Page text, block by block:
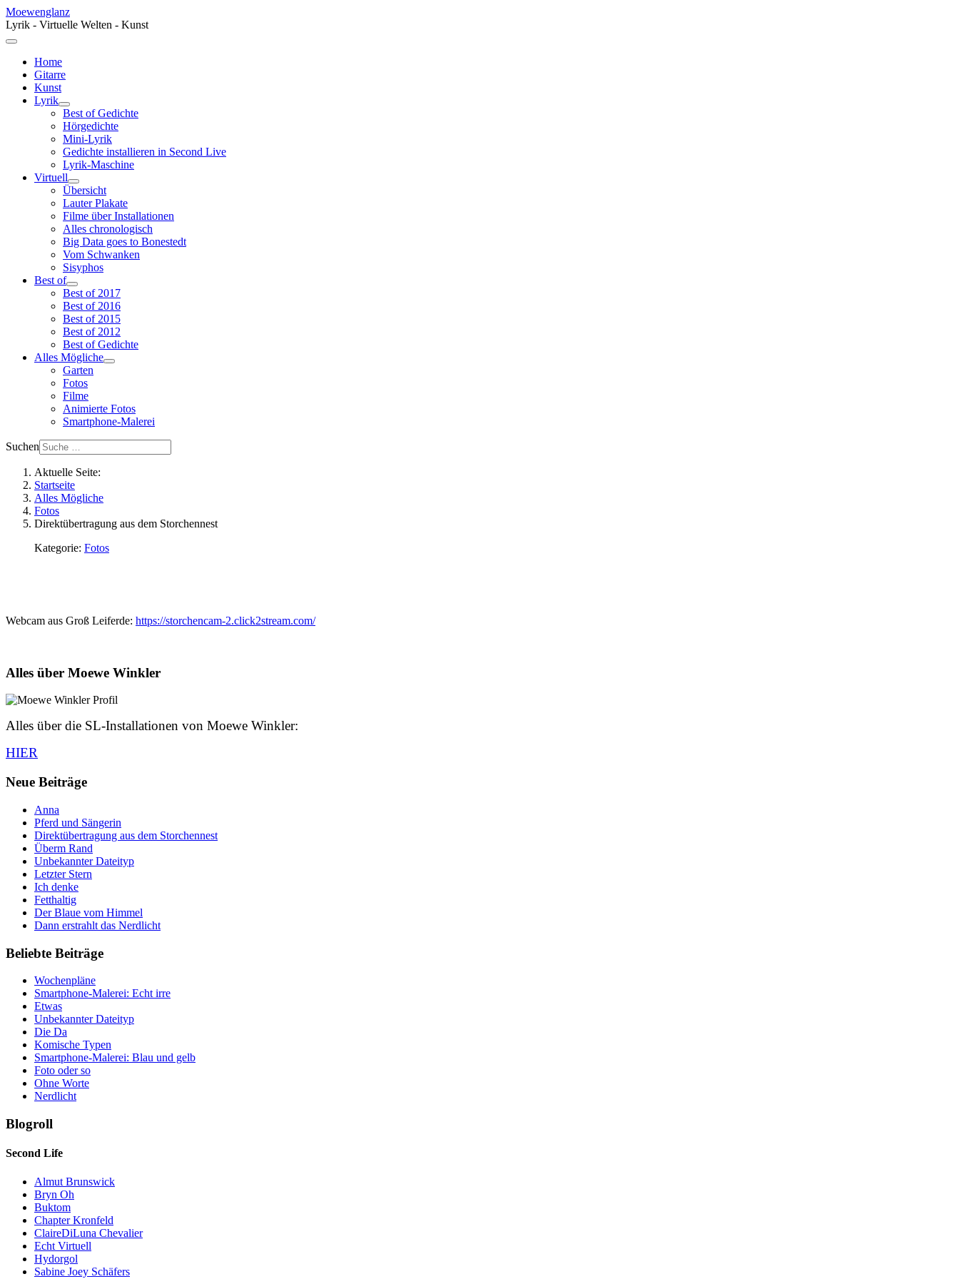
Moewenglanz
Lyrik - Virtuelle Welten - Kunst
Home
Gitarre
Kunst
Lyrik
Best of Gedichte
Hörgedichte
Mini-Lyrik
Gedichte installieren in Second Live
Lyrik-Maschine
Virtuell
Übersicht
Lauter Plakate
Filme über Installationen
Alles chronologisch
Big Data goes to Bonestedt
Vom Schwanken
Sisyphos
Best of
Best of 2017
Best of 2016
Best of 2015
Best of 2012
Best of Gedichte
Alles Mögliche
Garten
Fotos
Filme
Animierte Fotos
Smartphone-Malerei
Suchen
Aktuelle Seite:
Startseite
Alles Mögliche
Fotos
Direktübertragung aus dem Storchennest
Kategorie: Fotos
Webcam aus Groß Leiferde: https://storchencam-2.click2stream.com/
Alles über Moewe Winkler
Alles über die SL-Installationen von Moewe Winkler:
HIER
Neue Beiträge
Anna
Pferd und Sängerin
Direktübertragung aus dem Storchennest
Überm Rand
Unbekannter Dateityp
Letzter Stern
Ich denke
Fetthaltig
Der Blaue vom Himmel
Dann erstrahlt das Nerdlicht
Beliebte Beiträge
Wochenpläne
Smartphone-Malerei: Echt irre
Etwas
Unbekannter Dateityp
Die Da
Komische Typen
Smartphone-Malerei: Blau und gelb
Foto oder so
Ohne Worte
Nerdlicht
Blogroll
Second Life
Almut Brunswick
Bryn Oh
Buktom
Chapter Kronfeld
ClaireDiLuna Chevalier
Echt Virtuell
Hydorgol
Sabine Joey Schäfers